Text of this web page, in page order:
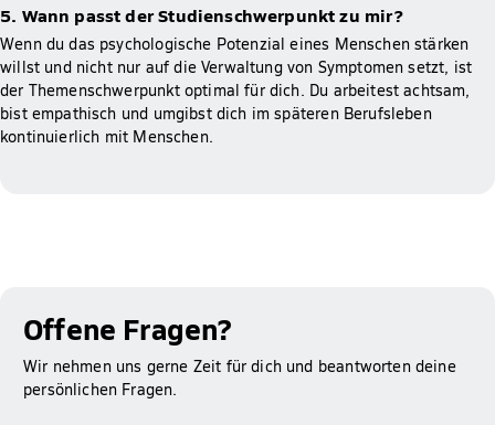
5. Wann passt der Studienschwerpunkt zu mir?
Wenn du das psychologische Potenzial eines Menschen stärken
willst und nicht nur auf die Verwaltung von Symptomen setzt, ist
der Themenschwerpunkt optimal für dich. Du arbeitest achtsam,
bist empathisch und umgibst dich im späteren Berufsleben
kontinuierlich mit Menschen.
Offene Fragen?
Wir nehmen uns gerne Zeit für dich und beantworten deine
persönlichen Fragen.